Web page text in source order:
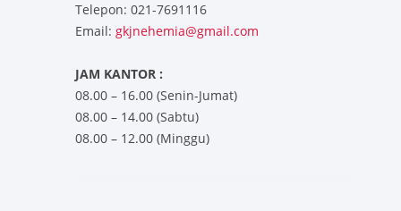
Telepon: 021-7691116
Email: gkjnehemia@gmail.com
JAM KANTOR :
08.00 – 16.00 (Senin-Jumat)
08.00 – 14.00 (Sabtu)
08.00 – 12.00 (Minggu)